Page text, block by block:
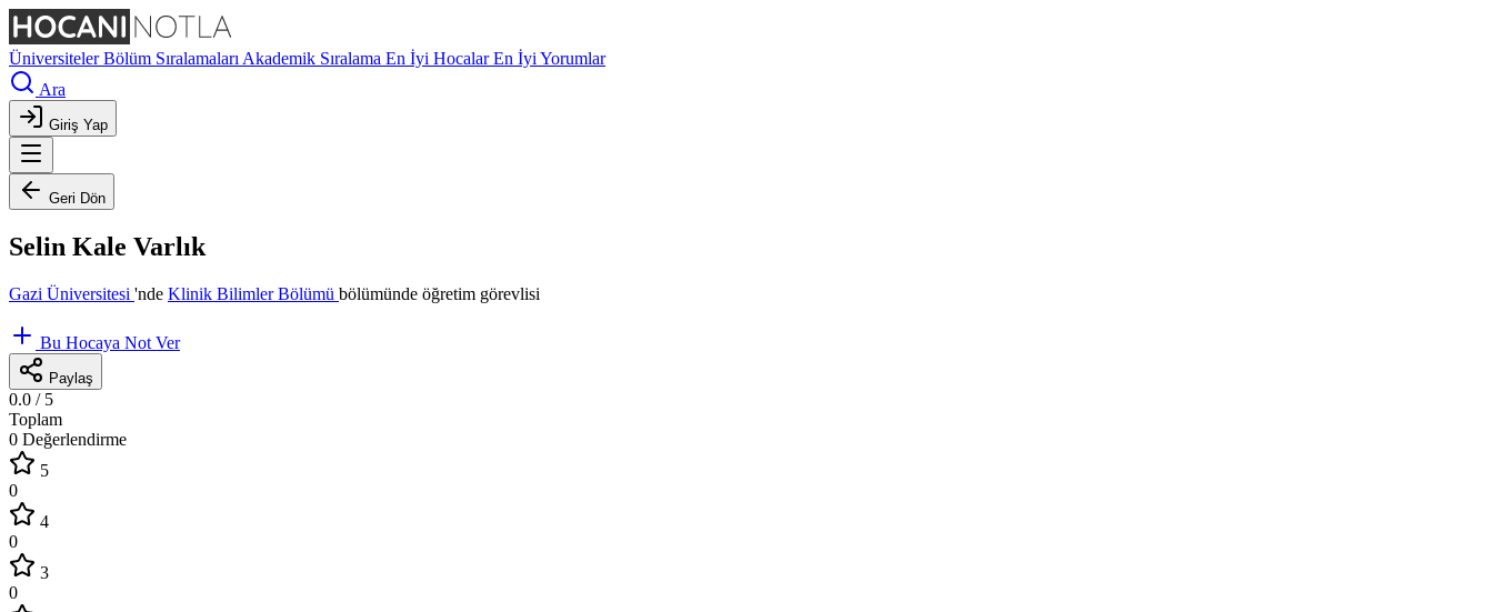
ÜniversitelerBölüm Sıralamaları Akademik Sıralama En İyi HocalarEn İyi Yorumlar
Ara
Giriş Yap
Geri Dön
Selin Kale Varlık
Gazi Üniversitesi 'nde Klinik Bilimler Bölümü bölümünde öğretim görevlisi
Bu Hocaya Not Ver
Paylaş
0.0 / 5
Toplam
0 Değerlendirme
5
0
4
0
3
0